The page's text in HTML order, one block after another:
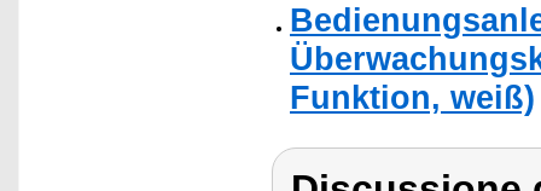
Funktion, weiß)